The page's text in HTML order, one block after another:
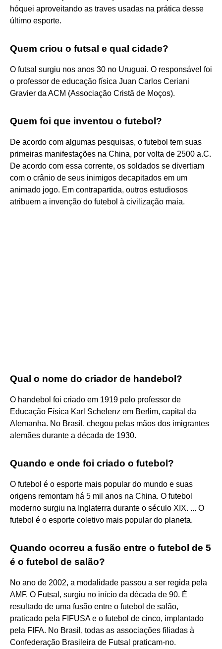
hóquei aproveitando as traves usadas na prática desse
último esporte.
Quem criou o futsal e qual cidade?
O futsal surgiu nos anos 30 no Uruguai. O responsável foi
o professor de educação física Juan Carlos Ceriani
Gravier da ACM (Associação Cristã de Moços).
Quem foi que inventou o futebol?
De acordo com algumas pesquisas, o futebol tem suas
primeiras manifestações na China, por volta de 2500 a.C.
De acordo com essa corrente, os soldados se divertiam
com o crânio de seus inimigos decapitados em um
animado jogo. Em contrapartida, outros estudiosos
atribuem a invenção do futebol à civilização maia.
Qual o nome do criador de handebol?
O handebol foi criado em 1919 pelo professor de
Educação Física Karl Schelenz em Berlim, capital da
Alemanha. No Brasil, chegou pelas mãos dos imigrantes
alemães durante a década de 1930.
Quando e onde foi criado o futebol?
O futebol é o esporte mais popular do mundo e suas
origens remontam há 5 mil anos na China. O futebol
moderno surgiu na Inglaterra durante o século XIX. ... O
futebol é o esporte coletivo mais popular do planeta.
Quando ocorreu a fusão entre o futebol de 5
é o futebol de salão?
No ano de 2002, a modalidade passou a ser regida pela
AMF. O Futsal, surgiu no início da década de 90. É
resultado de uma fusão entre o futebol de salão,
praticado pela FIFUSA e o futebol de cinco, implantado
pela FIFA. No Brasil, todas as associações filiadas à
Confederação Brasileira de Futsal praticam-no.